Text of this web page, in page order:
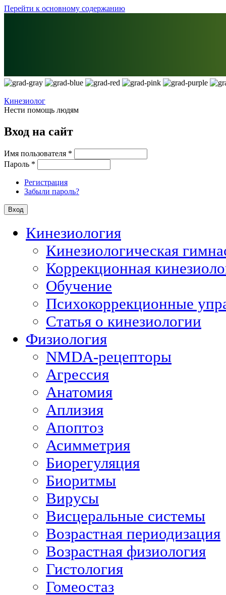
Перейти к основному содержанию
Кинезиолог
Нести помощь людям
Вход на сайт
Имя пользователя *
Пароль *
Регистрация
Забыли пароль?
Кинезиология
Кинезиологическая
Коррекционная
Обучение
Психокоррекционные
Статья о кинезиологии
Физиология
NMDA-рецепторы
Агрессия
Анатомия
Аплизия
Апоптоз
Асимметрия
Биорегуляция
Биоритмы
Вирусы
Висцеральные системы
Возрастная периодизация
Возрастная физиология
Гистология
Гомеостаз